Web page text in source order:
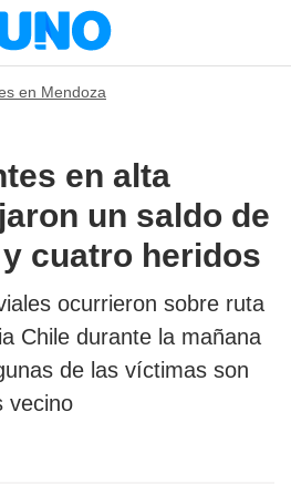
en Mendoza
en alta
un saldo de
cuatro heridos
ocurrieron sobre ruta
Chile durante la mañana
de las víctimas son
vecino